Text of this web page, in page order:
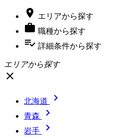
 エリアから探す
 職種から探す
playlist_add_check 詳細条件から探す
エリアから探す
close
北海道 
青森 
岩手 